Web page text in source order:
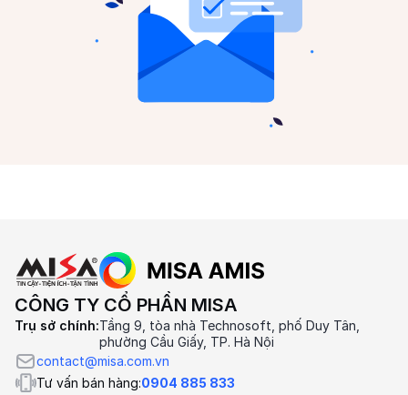
CÔNG TY CỔ PHẦN MISA
Trụ sở chính:Tầng 9, tòa nhà Technosoft, phố Duy Tân,
phường Cầu Giấy, TP. Hà Nội
contact@misa.com.vn
Tư vấn bán hàng:0904 885 833